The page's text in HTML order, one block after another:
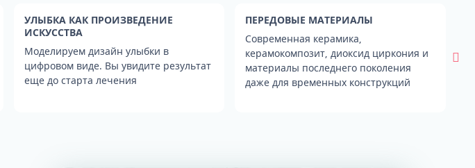
Лечение гранулемы
Пародонтит III стадии
Элайнеры 3D smile
Элайнеры Click
Элайнеры Spark
ТРГ и ортодонтический прогноз
УЛЫБКА КАК ПРОИЗВЕДЕНИЕ
ИСКУССТВА
Моделируем дизайн улыбки в
цифровом виде. Вы увидите результат
еще до старта лечения
ПЕРЕДОВЫЕ МАТЕРИАЛЫ
Современная керамика,
керамокомпозит, диоксид циркония и
материалы последнего поколения
даже для временных конструкций